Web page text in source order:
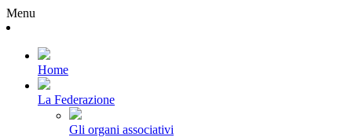
Menu
Home
La Federazione
Gli organi associativi